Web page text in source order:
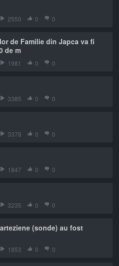
2550 0 0
de Familie din Japca va fi
de m
1981 0 0
3385 0 0
3378 0 0
1847 0 0
3235 0 0
(sonde) au fost
1853 0 0